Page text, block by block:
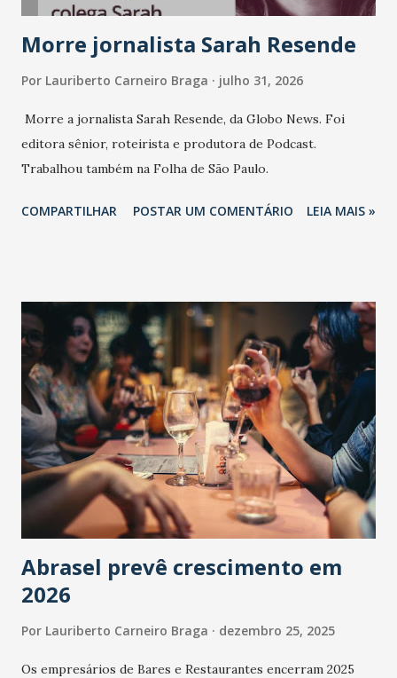
Morre jornalista Sarah Resende
Por Lauriberto Carneiro Braga julho 31, 2026
Morre a jornalista Sarah Resende, da Globo News. Foi
editora sênior, roteirista e produtora de Podcast.
Trabalhou também na Folha de São Paulo.
COMPARTILHAR POSTAR UM COMENTÁRIO LEIA MAIS »
Abrasel prevê crescimento em
2026
Por Lauriberto Carneiro Braga dezembro 25, 2025
Os empresários de Bares e Restaurantes encerram 2025